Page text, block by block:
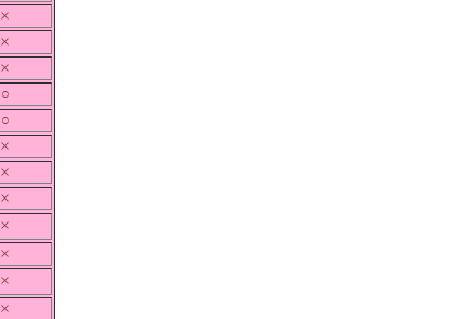
×
×
×
○
○
×
×
×
×
×
×
×